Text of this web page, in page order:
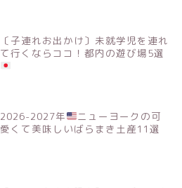
〔子連れお出かけ〕未就学児を連れ
て行くならココ！都内の遊び場5選
2026-2027年
ニューヨークの可
愛くて美味しいばらまき土産11選